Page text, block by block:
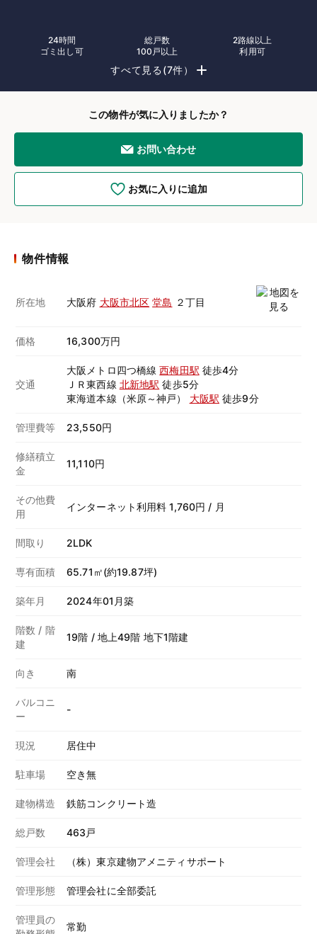
24時間
ゴミ出し可
総戸数
100戸以上
2路線以上
利用可
すべて見る(7件）
この物件が気に入りましたか？
お問い合わせ
お気に入りに追加
物件情報
所在地 大阪府 大阪市北区 堂島 ２丁目
価格 16,300万円
交通
大阪メトロ四つ橋線西梅田駅 徒歩4分
ＪＲ東西線 北新地駅 徒歩5分
東海道本線（米原～神戸） 大阪駅 徒歩9分
管理費等 23,550円
修繕積立
金
11,110円
その他費
用
インターネット利用料 1,760円 / 月
間取り 2LDK
専有面積 65.71㎡(約19.87坪)
築年月 2024年01月築
階数 / 階
建
19階 / 地上49階 地下1階建
向き 南
バルコニ
ー
-
現況 居住中
駐車場 空き無
建物構造 鉄筋コンクリート造
総戸数 463戸
管理会社 （株）東京建物アメニティサポート
管理形態 管理会社に全部委託
管理員の
常勤